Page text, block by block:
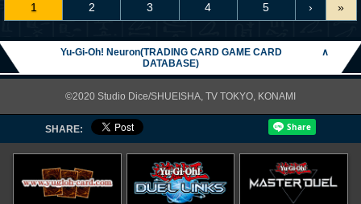
1 2 3 4 5 › »
Yu-Gi-Oh! Neuron(TRADING CARD GAME CARD
DATABASE)
∧
©2020 Studio Dice/SHUEISHA, TV TOKYO, KONAMI
SHARE: